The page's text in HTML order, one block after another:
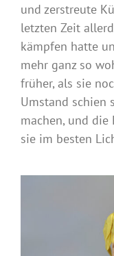
und zerstreute
letzten Zeit
kämpfen hatte
mehr ganz so
früher, als sie
Umstand schien
machen, und
sie im besten